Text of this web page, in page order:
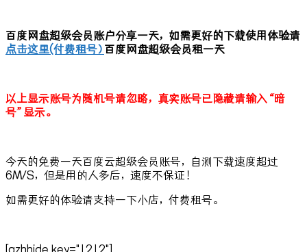
百度网盘超级会员账户分享一天，如需更好的下载使用体验请
点击这里(付费租号） 百度网盘超级会员租一天
以上显示账号为随机号请忽略，真实账号已隐藏请输入“暗
号”显示。
今天的免费一天百度云超级会员账号，自测下载速度超过
6M/S，但是用的人多后，速度不保证！
如需更好的体验请支持一下小店，付费租号。